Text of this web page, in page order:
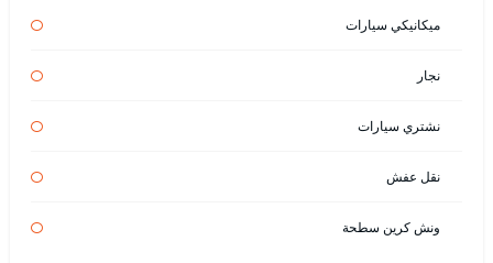
ميكانيكي سيارات
نجار
نشتري سيارات
نقل عفش
ونش كرين سطحة